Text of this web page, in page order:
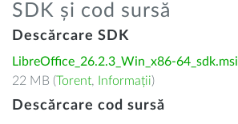
SDK și cod sursă
Descărcare SDK
LibreOffice_26.2.3_Win_x86-64_sdk.msi
22 MB (Torent, Informații)
Descărcare cod sursă